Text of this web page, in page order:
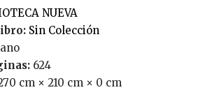
NUEVA
Sin Colección
624
cm × 210 cm × 0 cm